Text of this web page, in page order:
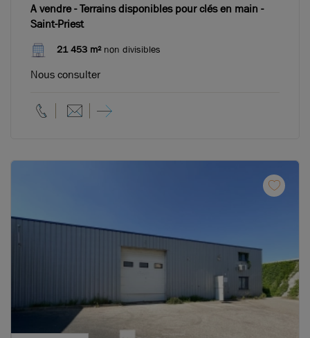
A vendre - Terrains disponibles pour clés en main -
Saint-Priest
21 453 m²non divisibles
Nous consulter